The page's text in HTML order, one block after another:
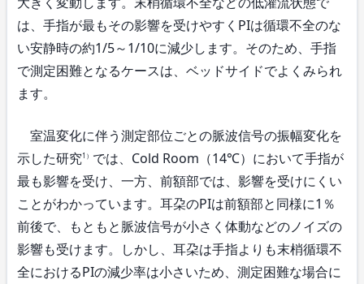
は、手指が最もその影響を受けやすくPIは循環不全のな
い安静時の約1/5～1/10に減少します。そのため、手指
で測定困難となるケースは、ベッドサイドでよくみられ
ます。
室温変化に伴う測定部位ごとの脈波信号の振幅変化を
示した研究1） では、Cold Room（14℃）において手指が
最も影響を受け、一方、前額部では、影響を受けにくい
ことがわかっています。耳朶のPIは前額部と同様に1％
前後で、もともと脈波信号が小さく体動などのノイズの
影響も受けます。しかし、耳朶は手指よりも末梢循環不
全におけるPIの減少率は小さいため、測定困難な場合に